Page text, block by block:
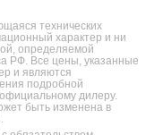
технических
характер и ни
определяемой
РФ. Все цены, указанные
и являются
подробной
дилеру.
быть изменена в